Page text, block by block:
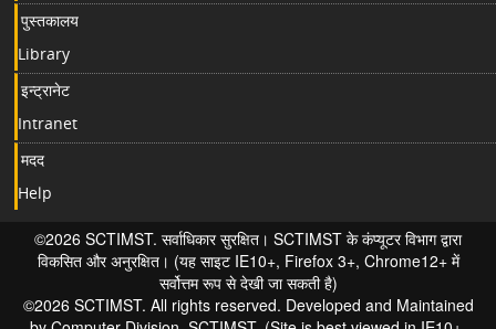
पुस्तकालय
Library
इन्ट्रानेट
Intranet
मदद
Help
©2026 SCTIMST. सर्वाधिकार सुरक्षित। SCTIMST के कंप्यूटर विभाग द्वारा
विकसित और अनुरक्षित। (यह साइट IE10+, Firefox 3+, Chrome12+ में
सर्वोत्तम रूप से देखी जा सकती है)
©2026 SCTIMST. All rights reserved. Developed and Maintained